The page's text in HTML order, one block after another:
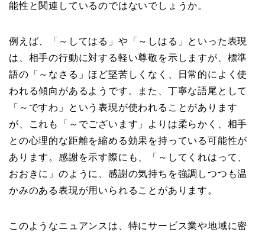
能性と関連しているのではないでしょうか。
例えば、「～してはる」や「～しはる」といった表現
は、相手の行動に対する軽い尊敬を示しますが、標準
語の「～なさる」ほど堅苦しくなく、日常的によく使
われる傾向があるようです。また、丁寧な語尾として
「～ですわ」という表現が使われることがあります
が、これも「～でございます」よりは柔らかく、相手
との心理的な距離を縮める効果を持っている可能性が
あります。感謝を示す際にも、「～してくれはって、
おおきに」のように、感謝の気持ちを強調しつつも温
かみのある表現が用いられることがあります。
このようなニュアンスは、特にサービス業や地域に密